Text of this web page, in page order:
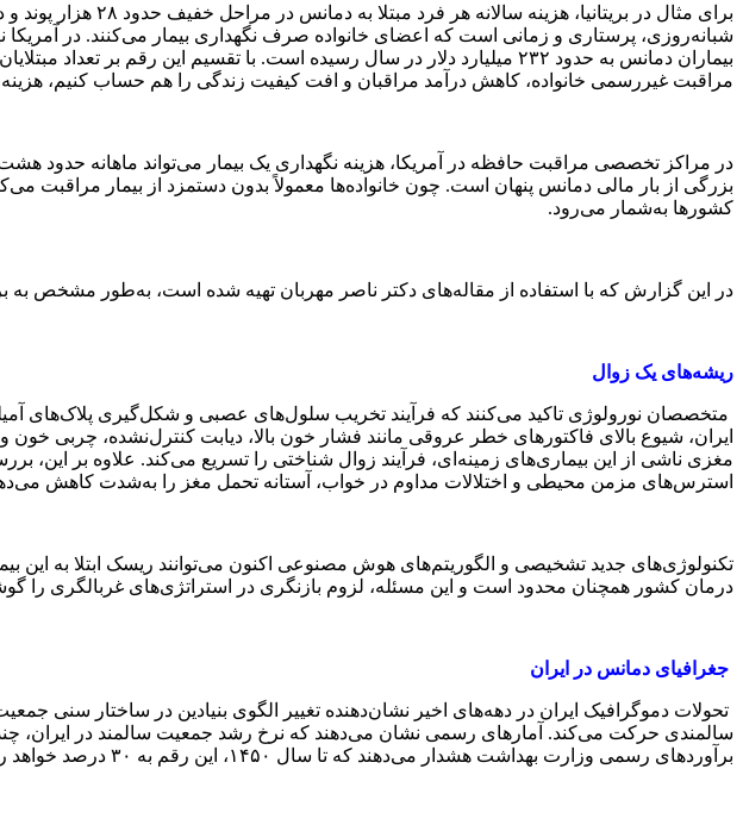
مراقبت غیررسمی خانواده، کاهش درآمد مراقبان و افت کیفیت زندگی را هم حساب کنیم، هزینه
بزرگی از بار مالی دمانس پنهان است. چون خانواده‌ها معمولاً بدون دستمزد از بیمار مراقبت
کشورها به‌شمار می‌رود.
در این گزارش که با استفاده از مقاله‌های دکتر ناصر مهربان تهیه شده است، به‌طور مشخص به
ریشه‌های یک زوال
متخصصان نورولوژی تاکید می‌کنند که فرآیند تخریب سلول‌های عصبی و شکل‌گیری پلاک‌های
ایران، شیوع بالای فاکتورهای خطر عروقی مانند فشار خون بالا، دیابت کنترل‌نشده، چربی
مغزی ناشی از این بیماری‌های زمینه‌ای، فرآیند زوال شناختی را تسریع می‌کند. علاوه بر
استرس‌های مزمن محیطی و اختلالات مداوم در خواب، آستانه تحمل مغز را به‌شدت کاهش
تکنولوژی‌های جدید تشخیصی و الگوریتم‌های هوش مصنوعی اکنون می‌توانند ریسک ابتلا به این
درمان کشور همچنان محدود است و این مسئله، لزوم بازنگری در استراتژی‌های غربالگری را
جغرافیای دمانس در ایران
تحولات دموگرافیک ایران در دهه‌های اخیر نشان‌دهنده تغییر الگوی بنیادین در ساختار
برآوردهای رسمی وزارت بهداشت هشدار می‌دهند که تا سال ۱۴۵۰، این رقم به ۳۰ درصد خواهد رسید؛ این یعنی مواجهه با جامعه‌ای که از هر سه نفر آن، یک نفر در سنین سالمندی قرار دارد.